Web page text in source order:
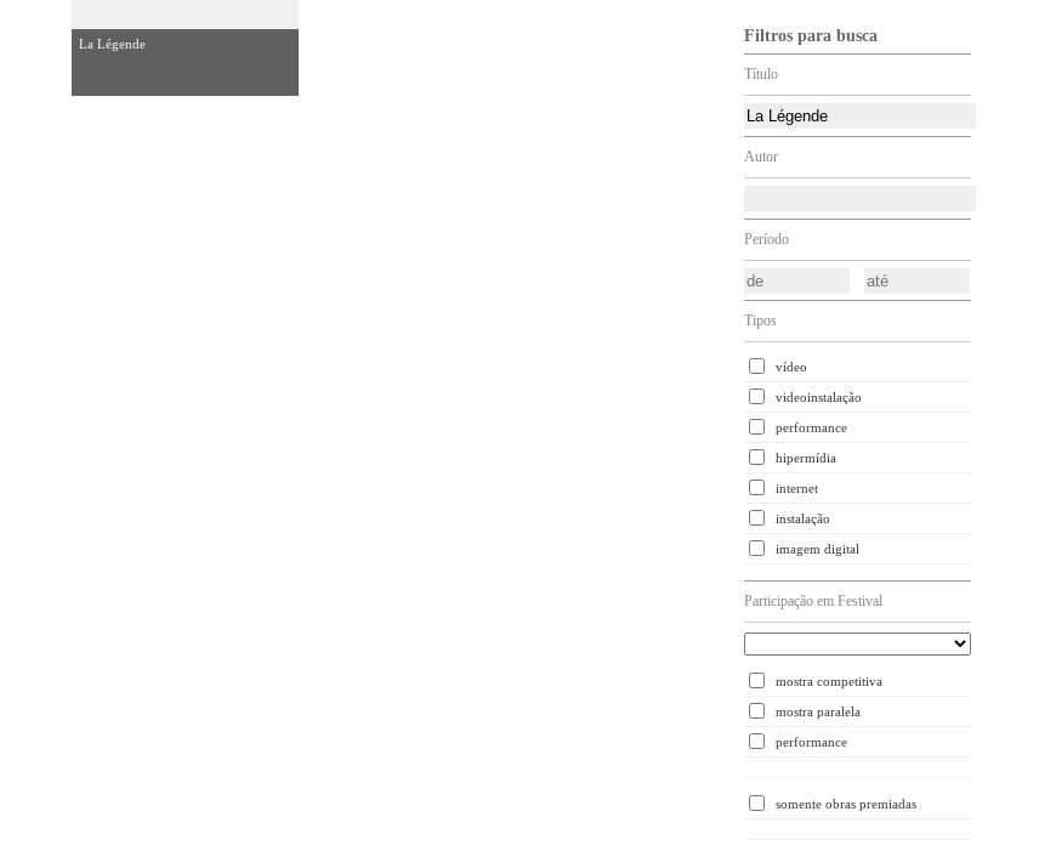
La Légende Filtros para busca
Título
Autor
Período
Tipos
vídeo
videoinstalação
performance
hipermídia
internet
instalação
imagem digital
Participação em Festival
mostra competitiva
mostra paralela
performance
somente obras premiadas